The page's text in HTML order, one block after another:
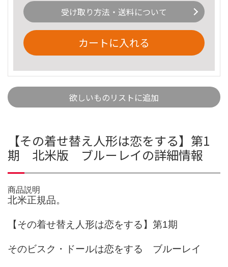
受け取り方法・送料について
カートに入れる
欲しいものリストに追加
【その着せ替え人形は恋をする】第1
期 北米版 ブルーレイの詳細情報
商品説明
北米正規品。
【その着せ替え人形は恋をする】第1期
そのビスク・ドールは恋をする ブルーレイ